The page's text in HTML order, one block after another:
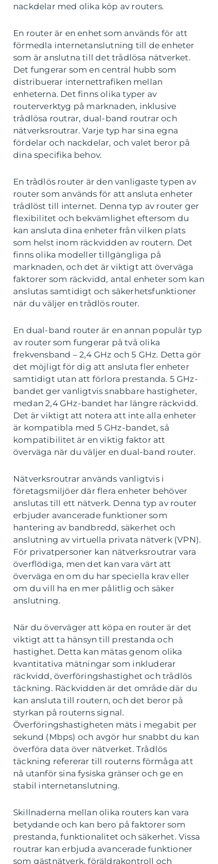
nackdelar med olika köp av routers.
En router är en enhet som används för att
förmedla internetanslutning till de enheter
som är anslutna till det trådlösa nätverket.
Det fungerar som en central hubb som
distribuerar internettrafiken mellan
enheterna. Det finns olika typer av
routerverktyg på marknaden, inklusive
trådlösa routrar, dual-band routrar och
nätverksroutrar. Varje typ har sina egna
fördelar och nackdelar, och valet beror på
dina specifika behov.
En trådlös router är den vanligaste typen av
router som används för att ansluta enheter
trådlöst till internet. Denna typ av router ger
flexibilitet och bekvämlighet eftersom du
kan ansluta dina enheter från vilken plats
som helst inom räckvidden av routern. Det
finns olika modeller tillgängliga på
marknaden, och det är viktigt att överväga
faktorer som räckvidd, antal enheter som kan
anslutas samtidigt och säkerhetsfunktioner
när du väljer en trådlös router.
En dual-band router är en annan populär typ
av router som fungerar på två olika
frekvensband – 2,4 GHz och 5 GHz. Detta gör
det möjligt för dig att ansluta fler enheter
samtidigt utan att förlora prestanda. 5 GHz-
bandet ger vanligtvis snabbare hastigheter,
medan 2,4 GHz-bandet har längre räckvidd.
Det är viktigt att notera att inte alla enheter
är kompatibla med 5 GHz-bandet, så
kompatibilitet är en viktig faktor att
överväga när du väljer en dual-band router.
Nätverksroutrar används vanligtvis i
företagsmiljöer där flera enheter behöver
anslutas till ett nätverk. Denna typ av router
erbjuder avancerade funktioner som
hantering av bandbredd, säkerhet och
anslutning av virtuella privata nätverk (VPN).
För privatpersoner kan nätverksroutrar vara
överflödiga, men det kan vara värt att
överväga en om du har speciella krav eller
om du vill ha en mer pålitlig och säker
anslutning.
När du överväger att köpa en router är det
viktigt att ta hänsyn till prestanda och
hastighet. Detta kan mätas genom olika
kvantitativa mätningar som inkluderar
räckvidd, överföringshastighet och trådlös
täckning. Räckvidden är det område där du
kan ansluta till routern, och det beror på
styrkan på routerns signal.
Överföringshastigheten mäts i megabit per
sekund (Mbps) och avgör hur snabbt du kan
överföra data över nätverket. Trådlös
täckning refererar till routerns förmåga att
nå utanför sina fysiska gränser och ge en
stabil internetanslutning.
Skillnaderna mellan olika routers kan vara
betydande och kan bero på faktorer som
prestanda, funktionalitet och säkerhet. Vissa
routrar kan erbjuda avancerade funktioner
som gästnätverk, föräldrakontroll och